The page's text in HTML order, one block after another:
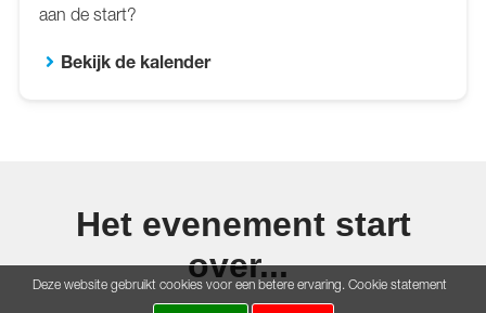
aan de start?
Bekijk de kalender
Het evenement start
over...
Deze website gebruikt cookies voor een betere ervaring. Cookie statement